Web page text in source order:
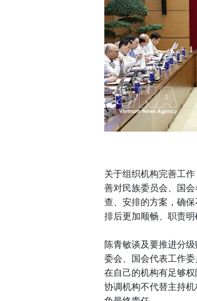
关于组织机构完善工
善对民族委员会、国
查、安排的方案，确
排后更加顺畅、职责明
陈青敏谈及要推进分
委会、国会代表工作
在自己的机构有足够
协调机构不代替主持